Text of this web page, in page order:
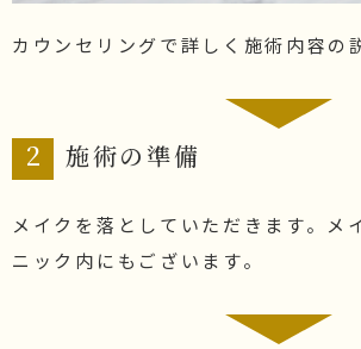
カウンセリングで詳しく施術内容の
2 施術の準備
メイクを落としていただきます。メ
ニック内にもございます。